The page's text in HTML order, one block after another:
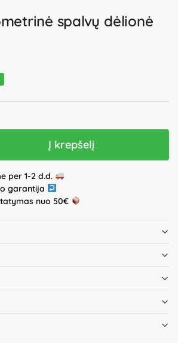
spalvų dėlionė
Į krepšelį
per 1-2 d.d.
garantija
nuo 50€